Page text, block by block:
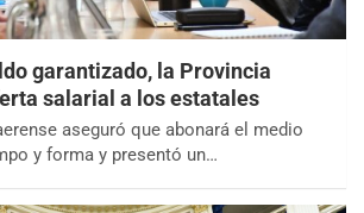
garantizado, la Provincia
salarial a los estatales
aseguró que abonará el medio
y forma y presentó un…